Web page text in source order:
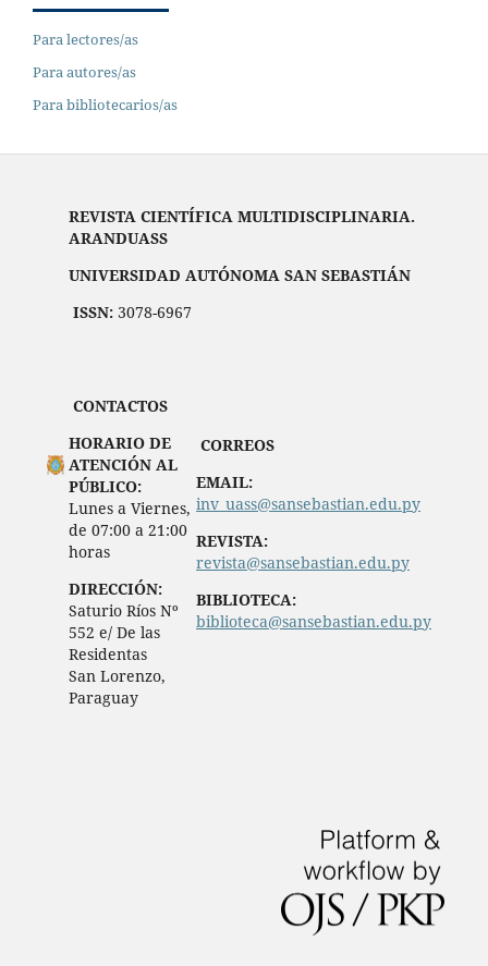
Para lectores/as
Para autores/as
Para bibliotecarios/as
REVISTA CIENTÍFICA MULTIDISCIPLINARIA.
ARANDUASS
UNIVERSIDAD AUTÓNOMA SAN SEBASTIÁN
ISSN: 3078-6967
CONTACTOS
HORARIO DE
ATENCIÓN AL
PÚBLICO:
Lunes a Viernes,
de 07:00 a 21:00
horas
DIRECCIÓN:
Saturio Ríos Nº
552 e/ De las
Residentas
San Lorenzo,
Paraguay
CORREOS
EMAIL:
inv_uass@sansebastian.edu.py
REVISTA:
revista@sansebastian.edu.py
BIBLIOTECA:
biblioteca@sansebastian.edu.py